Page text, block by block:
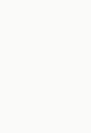
герой А.Н.
и с
жидкие усики
эти
да,
прекрасно